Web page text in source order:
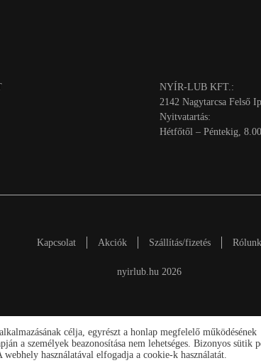
NYÍR-LUB KFT.:
2142 Nagytarcsa Felső
Nyitvatartás:
Hétfőtől – Péntekig,
Kapcsolat Akciók Szállítás/fizetés Rólunk
nyirlub.hu 2026
célja, egyrészt a honlap megfelelő működésének
a személyek beazonosítása nem lehetséges. Bizonyos sütik
használatával elfogadja a cookie-k használatát.